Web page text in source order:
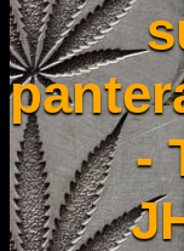
-